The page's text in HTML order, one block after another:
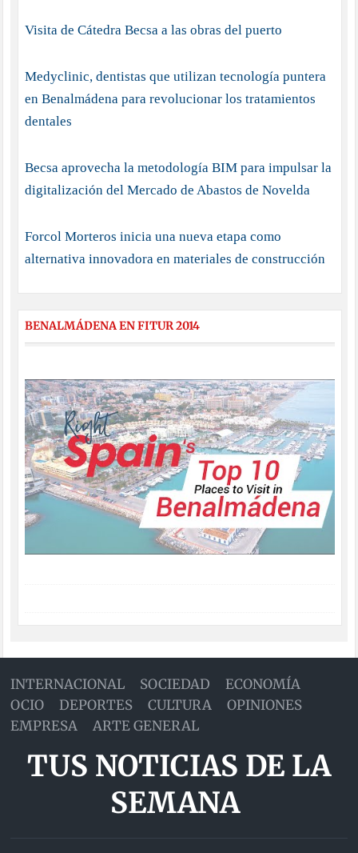
Visita de Cátedra Becsa a las obras del puerto
Medyclinic, dentistas que utilizan tecnología puntera
en Benalmádena para revolucionar los tratamientos
dentales
Becsa aprovecha la metodología BIM para impulsar la
digitalización del Mercado de Abastos de Novelda
Forcol Morteros inicia una nueva etapa como
alternativa innovadora en materiales de construcción
BENALMÁDENA EN FITUR 2014
INTERNACIONAL SOCIEDAD
ECONOMÍA
OCIO
DEPORTES CULTURA
OPINIONES
EMPRESA
ARTE GENERAL
TUS NOTICIAS DE LA
SEMANA